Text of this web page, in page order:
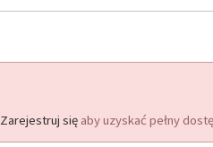
Zarejestruj się aby uzyskać pełny